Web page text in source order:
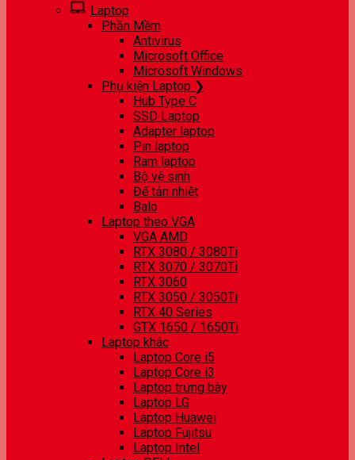
Laptop
Phần Mềm
Antivirus
Microsoft Office
Microsoft Windows
Phụ kiện Laptop ❯
Hub Type C
SSD Laptop
Adapter laptop
Pin laptop
Ram laptop
Bộ vệ sinh
Đế tản nhiệt
Balo
Laptop theo VGA
VGA AMD
RTX 3080 / 3080Ti
RTX 3070 / 3070Ti
RTX 3060
RTX 3050 / 3050Ti
RTX 40 Series
GTX 1650 / 1650Ti
Laptop khác
Laptop Core i5
Laptop Core i3
Laptop trưng bày
Laptop LG
Laptop Huawei
Laptop Fujitsu
Laptop Intel